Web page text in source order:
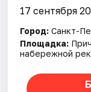
Рейтинги
17 сентября
Город: Санкт-
Площадка:
набережной